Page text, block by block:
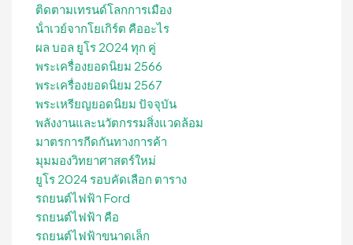
ติดตามเทรนด์โลกการเมือง
น้ําเวย์จากโยเกิร์ต คืออะไร
ผล บอล ยูโร 2024 ทุก คู่
พระเครื่องยอดนิยม 2566
พระเครื่องยอดนิยม 2567
พระเหรียญยอดนิยม ปัจจุบัน
พลังงานและนวัตกรรมสิ่งแวดล้อม
มาตรการกีดกันทางการค้า
มุมมองวิทยาศาสตร์ใหม่
ยูโร 2024 รอบคัดเลือก ตาราง
รถยนต์ไฟฟ้า Ford
รถยนต์ไฟฟ้า คือ
รถยนต์ไฟฟ้าขนาดเล็ก